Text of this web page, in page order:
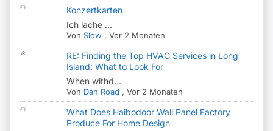
Konzertkarten
Ich lache ...
Von Slow ,Vor 2 Monaten
RE: Finding the Top HVAC Services in Long
Island: What to Look For
When withd...
Von Dan Road ,Vor 2 Monaten
What Does Haibodoor Wall Panel Factory
Produce For Home Design